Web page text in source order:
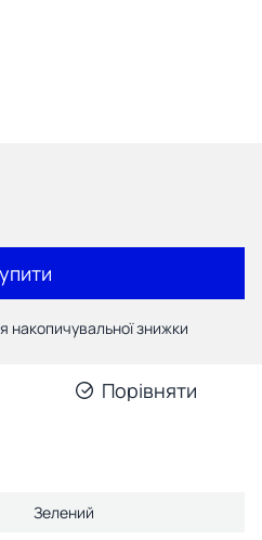
накопичувальної знижки
Порівняти
Зелений